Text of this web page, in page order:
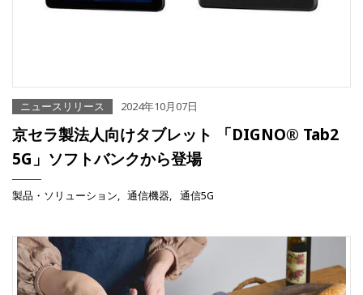
ニュースリリース 2024年10月07日
京セラ製法人向けタブレット 「DIGNO® Tab2
5G」ソフトバンクから登場
製品・ソリューション 通信機器 通信5G